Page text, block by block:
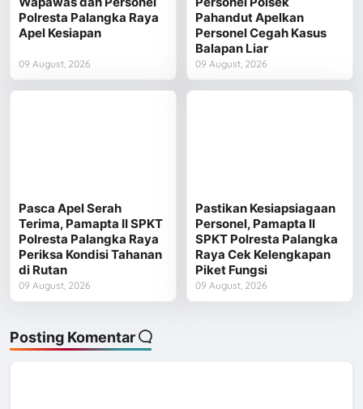
Polresta Palangka Raya
Apel Kesiapan
09 August, 2026
Pahandut Apelkan
Personel Cegah Kasus
Balapan Liar
09 August, 2026
Pasca Apel Serah
Terima, Pamapta II SPKT
Polresta Palangka Raya
Periksa Kondisi Tahanan
di Rutan
09 August, 2026
Pastikan Kesiapsiagaan
Personel, Pamapta II
SPKT Polresta Palangka
Raya Cek Kelengkapan
Piket Fungsi
09 August, 2026
Posting Komentar